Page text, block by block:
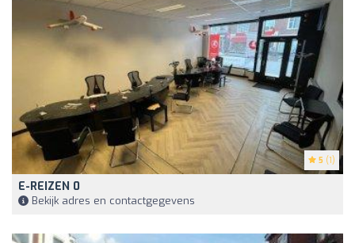
5 (1)
E-REIZEN 0
Bekijk adres en contactgegevens